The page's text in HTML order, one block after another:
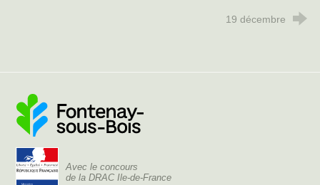
19 décembre
Ville de Fontenay-sous-Bois
Avec le concours
de la DRAC Ile-de-France